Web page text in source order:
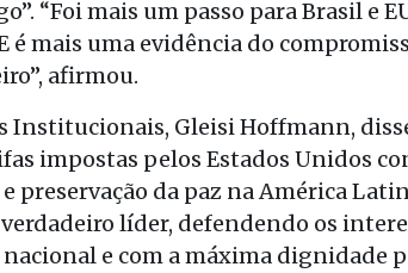
“Foi mais um passo para Brasil e
é mais uma evidência do
afirmou.
Institucionais, Gleisi Hoffmann,
impostas pelos Estados Unidos
preservação da paz na América
líder, defendendo os
e com a máxima dignidade